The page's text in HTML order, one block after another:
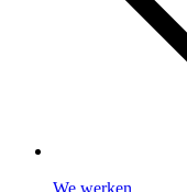
We werken